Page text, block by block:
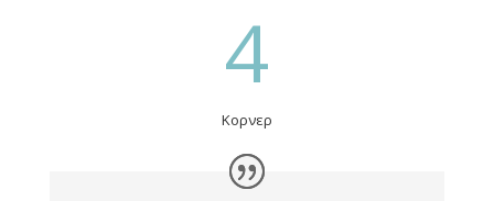
4
Κορνερ